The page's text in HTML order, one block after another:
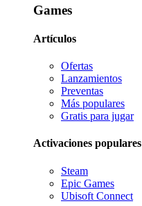
Games
Artículos
Ofertas
Lanzamientos
Preventas
Más populares
Gratis para jugar
Activaciones populares
Steam
Epic Games
Ubisoft Connect